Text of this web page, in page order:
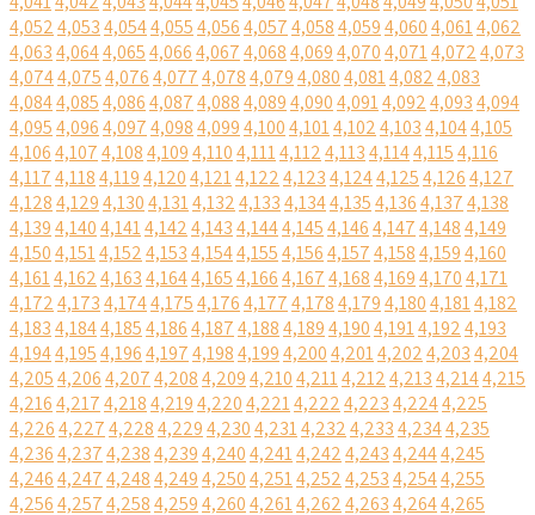
4,0524,0534,0544,0554,0564,0574,0584,0594,0604,0614,062
4,0634,0644,0654,0664,0674,0684,0694,0704,0714,0724,073
4,0744,0754,0764,0774,0784,0794,0804,0814,0824,083
4,0844,0854,0864,0874,0884,0894,0904,0914,0924,0934,094
4,0954,0964,0974,0984,0994,1004,1014,1024,1034,1044,105
4,1064,1074,1084,1094,1104,1114,1124,1134,1144,1154,116
4,1174,1184,1194,1204,1214,1224,1234,1244,1254,1264,127
4,1284,1294,1304,1314,1324,1334,1344,1354,1364,1374,138
4,1394,1404,1414,1424,1434,1444,1454,1464,1474,1484,149
4,1504,1514,1524,1534,1544,1554,1564,1574,1584,1594,160
4,1614,1624,1634,1644,1654,1664,1674,1684,1694,1704,171
4,1724,1734,1744,1754,1764,1774,1784,1794,1804,1814,182
4,1834,1844,1854,1864,1874,1884,1894,1904,1914,1924,193
4,1944,1954,1964,1974,1984,1994,2004,2014,2024,2034,204
4,2054,2064,2074,2084,2094,2104,2114,2124,2134,2144,215
4,2164,2174,2184,2194,2204,2214,2224,2234,2244,225
4,2264,2274,2284,2294,2304,2314,2324,2334,2344,235
4,2364,2374,2384,2394,2404,2414,2424,2434,2444,245
4,2464,2474,2484,2494,2504,2514,2524,2534,2544,255
4,2564,2574,2584,2594,2604,2614,2624,2634,2644,265